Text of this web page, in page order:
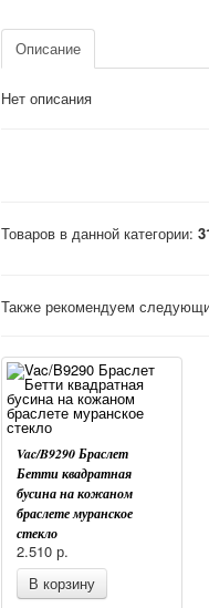
Описание
Нет описания
Товаров в данной категории:
Также рекомендуем
Vac/B9290 Браслет
Бетти квадратная
бусина на кожаном
браслете муранское
стекло
2.510 р.
В корзину